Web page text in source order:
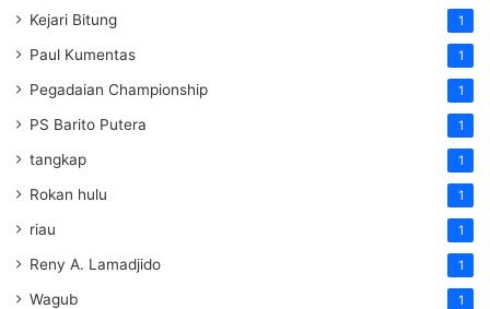
Kejari Bitung 1
Paul Kumentas 1
Pegadaian Championship 1
PS Barito Putera 1
tangkap 1
Rokan hulu 1
riau 1
Reny A. Lamadjido 1
Wagub 1